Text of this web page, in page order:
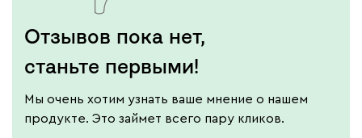
Отзывов пока нет,
станьте первыми!
Мы очень хотим узнать ваше мнение о нашем
продукте. Это займет всего пару кликов.